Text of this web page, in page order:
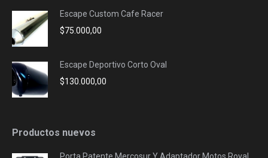
Escape Custom Cafe Racer
$75.000,00
Escape Deportivo Corto Oval
$130.000,00
Productos nuevos